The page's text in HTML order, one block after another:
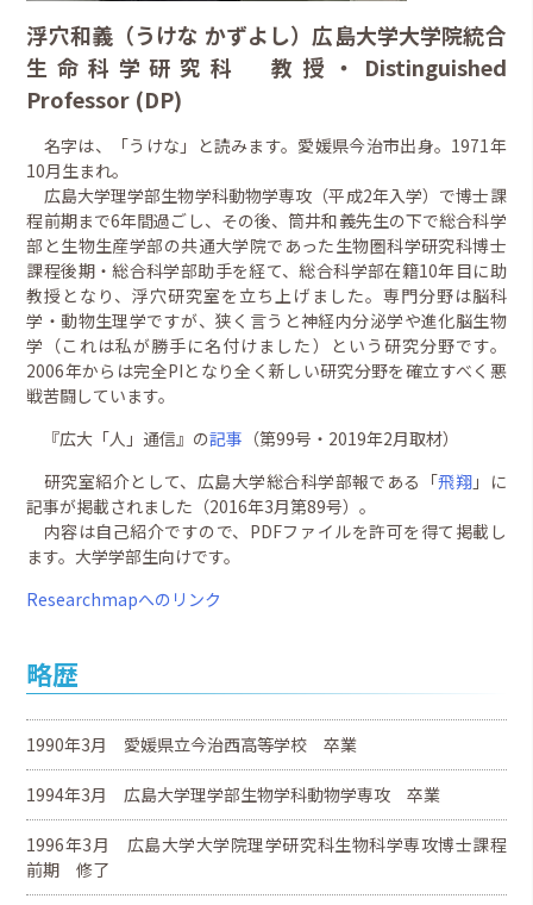
浮穴和義（うけな かずよし）広島大学大学院統合
生命科学研究科 教授・Distinguished
Professor (DP)
名字は、「うけな」と読みます。愛媛県今治市出身。1971年
10月生まれ。
広島大学理学部生物学科動物学専攻（平成2年入学）で博士課
程前期まで6年間過ごし、その後、筒井和義先生の下で総合科学
部と生物生産学部の共通大学院であった生物圏科学研究科博士
課程後期・総合科学部助手を経て、総合科学部在籍10年目に助
教授となり、浮穴研究室を立ち上げました。専門分野は脳科
学・動物生理学ですが、狭く言うと神経内分泌学や進化脳生物
学（これは私が勝手に名付けました）という研究分野です。
2006年からは完全PIとなり全く新しい研究分野を確立すべく悪
戦苦闘しています。
『広大「人」通信』の記事 （第99号・2019年2月取材）
研究室紹介として、広島大学総合科学部報である「飛翔 」に
記事が掲載されました（2016年3月第89号）。
内容は自己紹介ですので、PDFファイルを許可を得て掲載し
ます。大学学部生向けです。
Researchmapへのリンク
略歴
1990年3月 愛媛県立今治西高等学校 卒業
1994年3月 広島大学理学部生物学科動物学専攻 卒業
1996年3月 広島大学大学院理学研究科生物科学専攻博士課程
前期 修了